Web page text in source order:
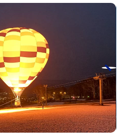
空滑索
）～11月3日（週二·假